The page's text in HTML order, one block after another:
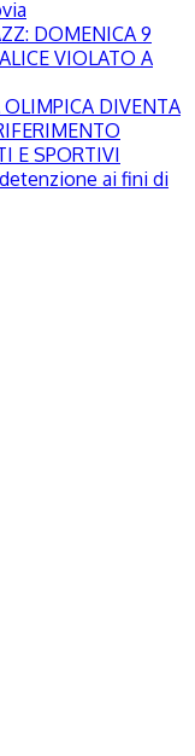
DOMENICA 9
VIOLATO A
OLIMPICA DIVENTA
E SPORTIVI
ai fini di